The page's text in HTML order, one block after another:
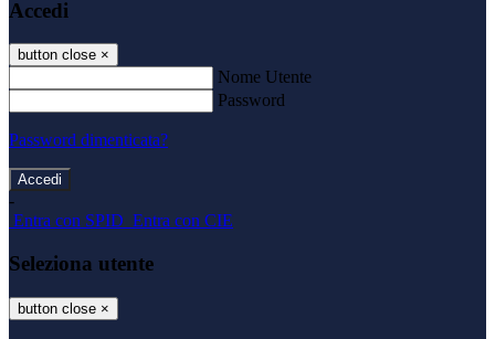
Accedi
button close ×
Nome Utente
Password
Password dimenticata?
-
Entra con SPID Entra con CIE
Seleziona utente
button close ×